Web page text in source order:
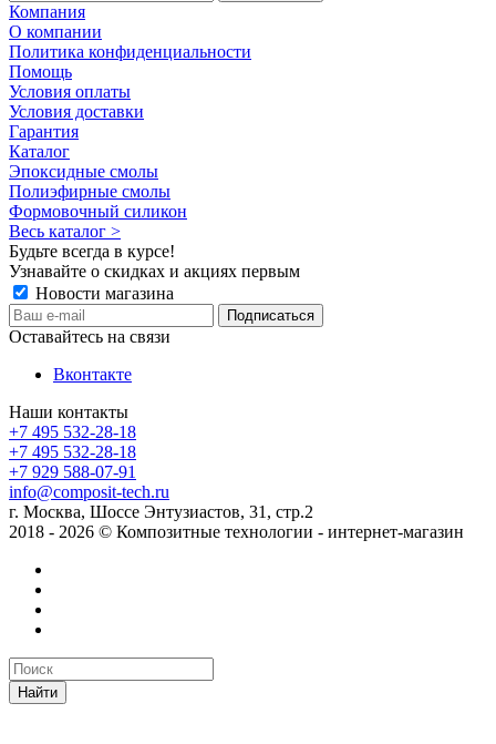
Компания
О компании
Политика конфиденциальности
Помощь
Условия оплаты
Условия доставки
Гарантия
Каталог
Эпоксидные смолы
Полиэфирные смолы
Формовочный силикон
Весь каталог >
Будьте всегда в курсе!
Узнавайте о скидках и акциях первым
Новости магазина
Оставайтесь на связи
Вконтакте
Наши контакты
+7 495 532-28-18
+7 495 532-28-18
+7 929 588-07-91
info@composit-tech.ru
г. Москва, Шоссе Энтузиастов, 31, стр.2
2018 - 2026 © Композитные технологии - интернет-магазин
Найти